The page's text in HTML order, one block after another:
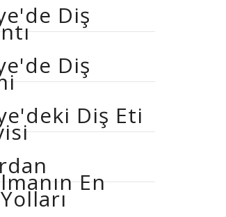
Diş
Diş
Diş Eti
En